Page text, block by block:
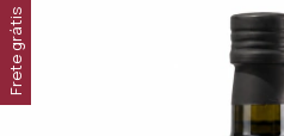
Frete grátis